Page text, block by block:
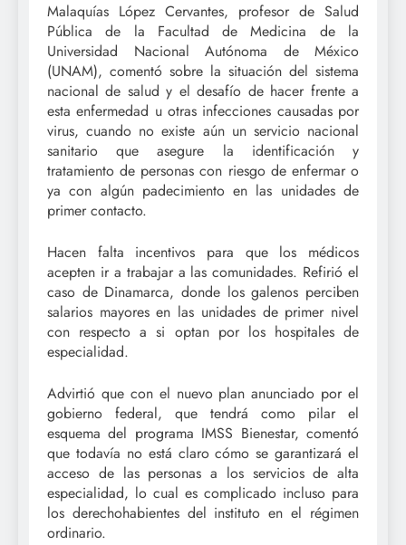
Malaquías López Cervantes, profesor de Salud
Pública de la Facultad de Medicina de la
Universidad Nacional Autónoma de México
(UNAM), comentó sobre la situación del sistema
nacional de salud y el desafío de hacer frente a
esta enfermedad u otras infecciones causadas por
virus, cuando no existe aún un servicio nacional
sanitario que asegure la identificación y
tratamiento de personas con riesgo de enfermar o
ya con algún padecimiento en las unidades de
primer contacto.
Hacen falta incentivos para que los médicos
acepten ir a trabajar a las comunidades. Refirió el
caso de Dinamarca, donde los galenos perciben
salarios mayores en las unidades de primer nivel
con respecto a si optan por los hospitales de
especialidad.
Advirtió que con el nuevo plan anunciado por el
gobierno federal, que tendrá como pilar el
esquema del programa IMSS Bienestar, comentó
que todavía no está claro cómo se garantizará el
acceso de las personas a los servicios de alta
especialidad, lo cual es complicado incluso para
los derechohabientes del instituto en el régimen
ordinario.